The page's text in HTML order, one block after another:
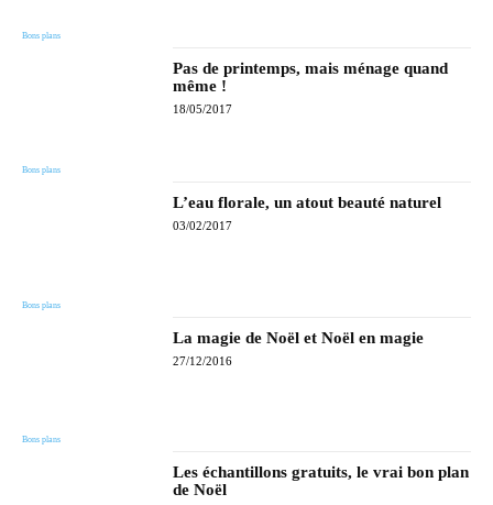
Bons plans
Bons plans
Pas de printemps, mais ménage quand
même !
18/05/2017
Bons plans
L’eau florale, un atout beauté naturel
03/02/2017
Bons plans
La magie de Noël et Noël en magie
27/12/2016
Les échantillons gratuits, le vrai bon plan
de Noël